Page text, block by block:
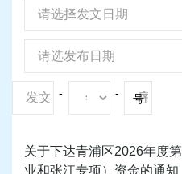
- - 号
关于下达青浦区2026年度
业和张江专项）资金的通知